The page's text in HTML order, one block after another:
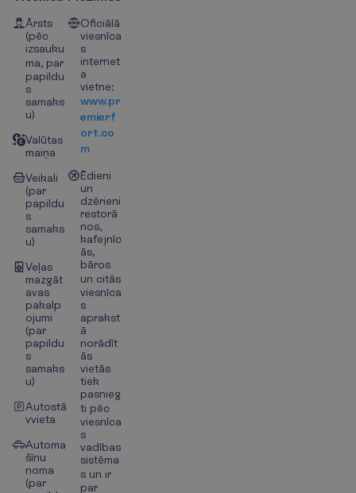
Ārsts
(pēc
izsauku
ma, par
papildu
s
samaks
u)
Valūtas
maiņa
Veikali
(par
papildu
s
samaks
u)
Veļas
mazgāt
avas
pakalp
ojumi
(par
papildu
s
samaks
u)
Autostā
vvieta
Automa
šīnu
noma
(par
Oficiālā
viesnīca
s
internet
a
vietne:
www.pr
emierf
ort.co
m
Ēdieni
un
dzērieni
restorā
nos,
kafejnīc
ās,
bāros
un citās
viesnīca
s
aprakst
ā
norādīt
ās
vietās
tiek
pasnieg
ti pēc
viesnīca
s
vadības
sistēma
s un ir
par